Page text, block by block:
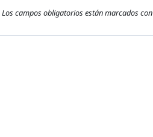
Los campos obligatorios están marcados con